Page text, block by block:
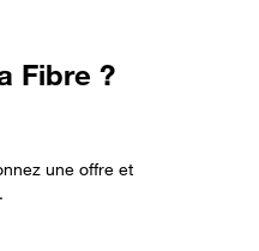
Fibre ?
une offre et